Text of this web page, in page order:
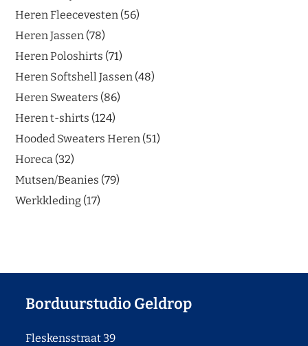
Heren Fleecevesten 56
Heren Jassen 78
Heren Poloshirts 71
Heren Softshell Jassen 48
Heren Sweaters 86
Heren t-shirts 124
Hooded Sweaters Heren 51
Horeca 32
Mutsen/Beanies 79
Werkkleding 17
Borduurstudio Geldrop
Fleskensstraat 39